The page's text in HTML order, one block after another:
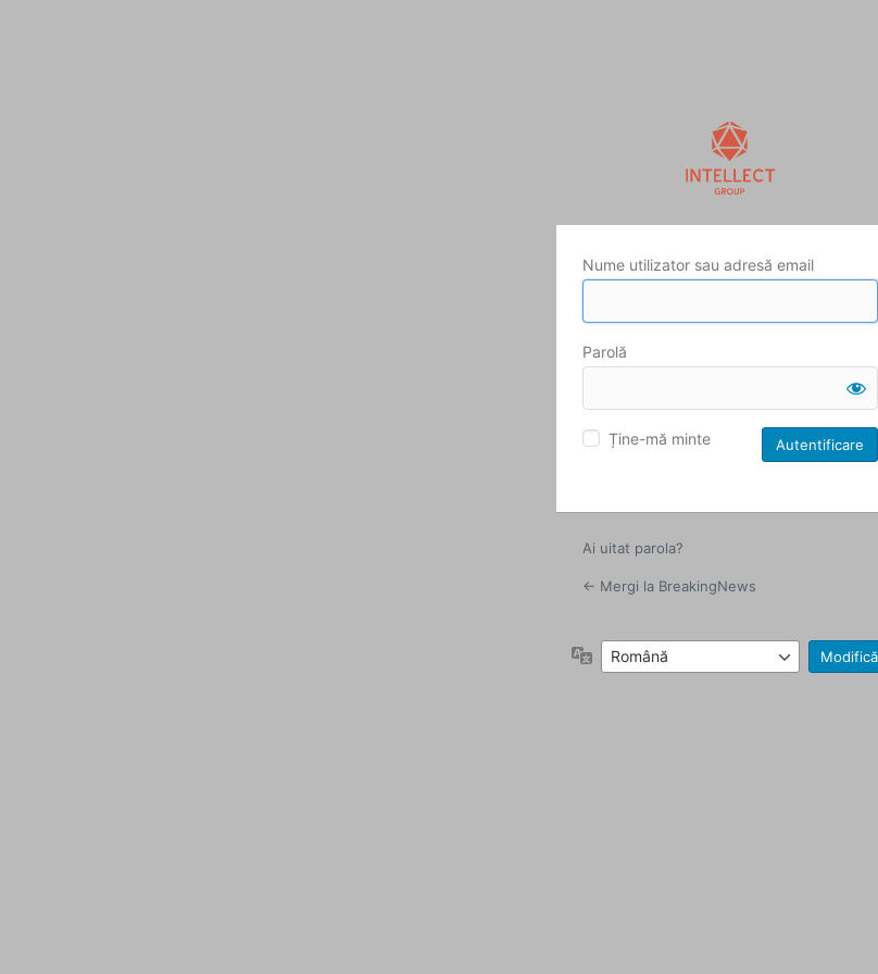
Nume utilizator sau adresă email
Parolă
Ține-mă minte
Ai uitat parola?
← Mergi la BreakingNews
Limbă